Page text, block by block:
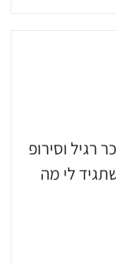
רגיל וסירופ
לי מה